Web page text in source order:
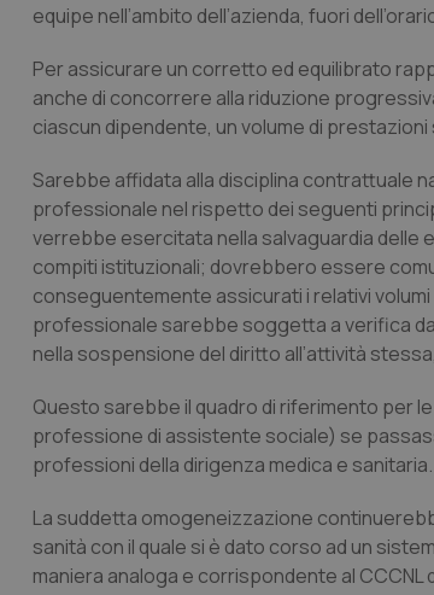
equipe nell’ambito dell’azienda, fuori
Per assicurare un corretto ed equilibrato
anche di concorrere alla riduzione
ciascun dipendente, un volume di
Sarebbe affidata alla disciplina contrattuale
professionale nel rispetto dei seguenti
verrebbe esercitata nella salvaguardia delle
compiti istituzionali; dovrebbero essere
conseguentemente assicurati i relativi
professionale sarebbe soggetta a verifica
nella sospensione del diritto all’attività
Questo sarebbe il quadro di riferimento per
professione di assistente sociale) se
professioni della dirigenza medica e sanitaria.
La suddetta omogeneizzazione
sanità con il quale si è dato corso ad un
maniera analoga e corrispondente al
YSC